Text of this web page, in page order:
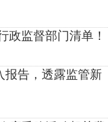
政监督部门清单！
报告，透露监管新